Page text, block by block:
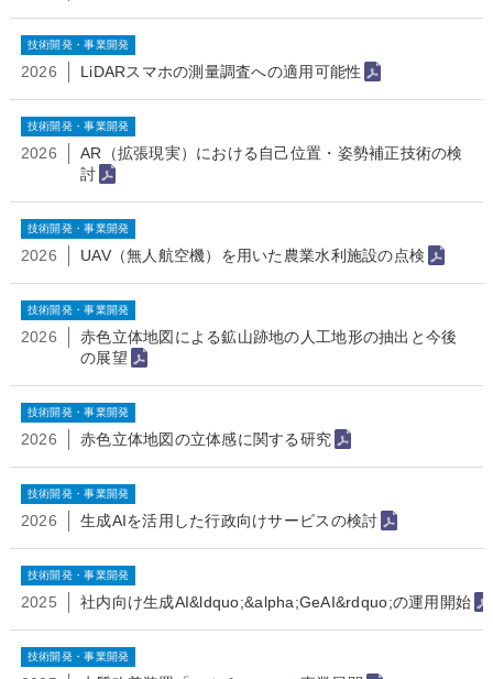
技術開発・事業開発
2026 LiDARスマホの測量調査への適用可能性
技術開発・事業開発
2026
AR（拡張現実）における自己位置・姿勢補正技術の検
討
技術開発・事業開発
2026 UAV（無人航空機）を用いた農業水利施設の点検
技術開発・事業開発
2026
赤色立体地図による鉱山跡地の人工地形の抽出と今後
の展望
技術開発・事業開発
2026 赤色立体地図の立体感に関する研究
技術開発・事業開発
2026 生成AIを活用した行政向けサービスの検討
技術開発・事業開発
2025 社内向け生成AI&ldquo;&alpha;GeAI&rdquo;の運用開始
技術開発・事業開発